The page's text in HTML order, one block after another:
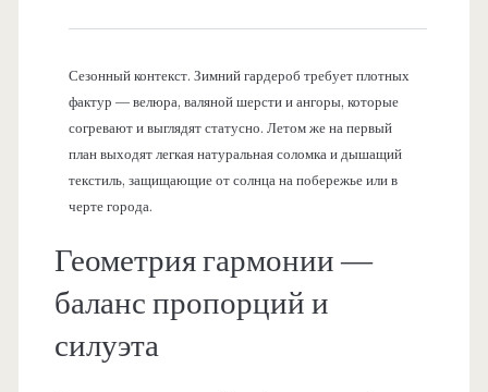
Сезонный контекст. Зимний гардероб требует плотных
фактур — велюра, валяной шерсти и ангоры, которые
согревают и выглядят статусно. Летом же на первый
план выходят легкая натуральная соломка и дышащий
текстиль, защищающие от солнца на побережье или в
черте города.
Геометрия гармонии —
баланс пропорций и
силуэта